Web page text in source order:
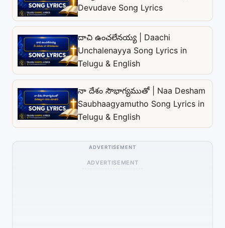
Devudave Song Lyrics
దాచి ఉంచలేనయ్య | Daachi
Unchalenayya Song Lyrics in
Telugu & English
నా దేశం సౌభాగ్యముతో | Naa Desham
Saubhaagyamutho Song Lyrics in
Telugu & English
ADVERTISEMENT
ADVERTISEMENT